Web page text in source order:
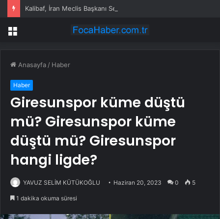
Kalibaf, İran Meclis Başkanı Seçildi
Menü
Anasayfa / Haber
Haber
Giresunspor küme düştü
mü? Giresunspor küme
düştü mü? Giresunspor
hangi ligde?
YAVUZ SELİM KÜTÜKOĞLU Haziran 20, 2023 0 5
1 dakika okuma süresi